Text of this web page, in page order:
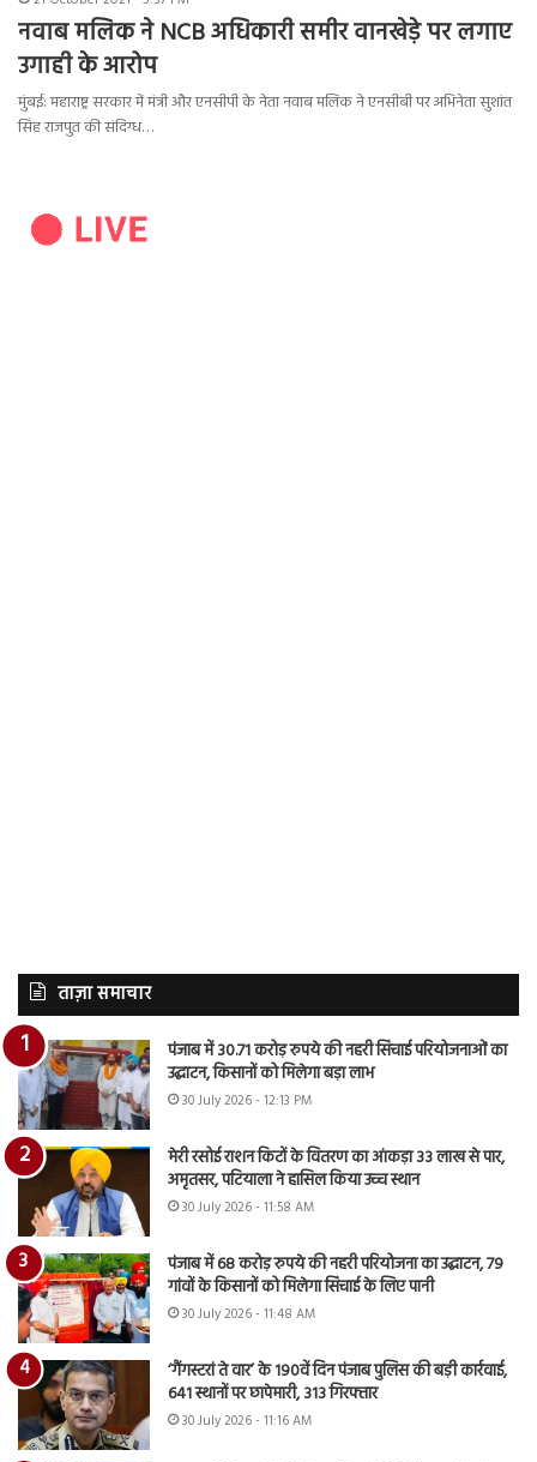
नवाब मलिक ने NCB अधिकारी समीर वानखेड़े पर लगाए
उगाही के आरोप
मुंबई: महाराष्ट्र सरकार में मंत्री और एनसीपी के नेता नवाब मलिक ने एनसीबी पर अभिनेता सुशांत
सिंह राजपुत की संदिग्ध…
ताज़ा समाचार
पंजाब में 30.71 करोड़ रुपये की नहरी सिंचाई परियोजनाओं का
उद्घाटन, किसानों को मिलेगा बड़ा लाभ
30 July 2026 - 12:13 PM
मेरी रसोई राशन किटों के वितरण का आंकड़ा 33 लाख से पार,
अमृतसर, पटियाला ने हासिल किया उच्च स्थान
30 July 2026 - 11:58 AM
पंजाब में 68 करोड़ रुपये की नहरी परियोजना का उद्घाटन, 79
गांवों के किसानों को मिलेगा सिंचाई के लिए पानी
30 July 2026 - 11:48 AM
‘गैंगस्टरां ते वार’ के 190वें दिन पंजाब पुलिस की बड़ी कार्रवाई,
641 स्थानों पर छापेमारी, 313 गिरफ्तार
30 July 2026 - 11:16 AM